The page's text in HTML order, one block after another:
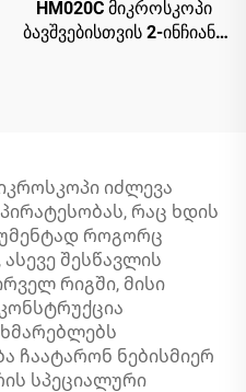
HM020C მიკროსკოპი
ბავშვებისთვის 2-ინჩიანი
იძლევა
რაც ხდის
როგორც
შესწავლის
რიგში, მისი
ჩაატარონ ნებისმიერ
სპეციალური